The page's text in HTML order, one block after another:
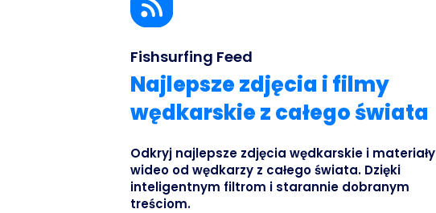
Fishsurfing Feed
Najlepsze zdjęcia i filmy
wędkarskie z całego świata
Odkryj najlepsze zdjęcia wędkarskie i materiały
wideo od wędkarzy z całego świata. Dzięki
inteligentnym filtrom i starannie dobranym
treściom.